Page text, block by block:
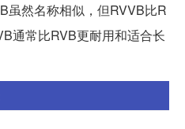
虽然名称相似，但RVVB比R
通常比RVB更耐用和适合长